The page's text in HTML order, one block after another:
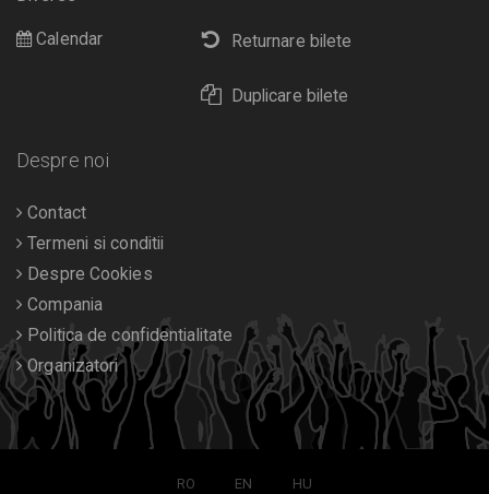
Returnare bilete
Duplicare bilete
Calendar
Despre noi
Contact
Termeni si conditii
Despre Cookies
Compania
Politica de confidentialitate
Organizatori
RO EN HU